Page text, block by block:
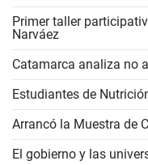
Primer taller
Narváez
Catamarca analiza no
Estudiantes de
Arrancó la Muestra de
El gobierno y las